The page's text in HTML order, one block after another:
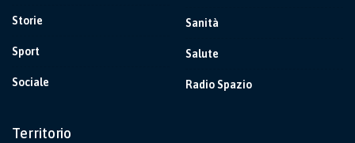
Storie
Sport
Sociale
Sanità
Salute
Radio Spazio
Territorio